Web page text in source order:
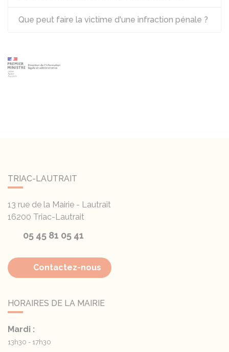
Que peut faire la victime d'une infraction pénale ?
TRIAC-LAUTRAIT
13 rue de la Mairie - Lautrait
16200 Triac-Lautrait
05 45 81 05 41
Contactez-nous
HORAIRES DE LA MAIRIE
Mardi :
13h30 - 17h30